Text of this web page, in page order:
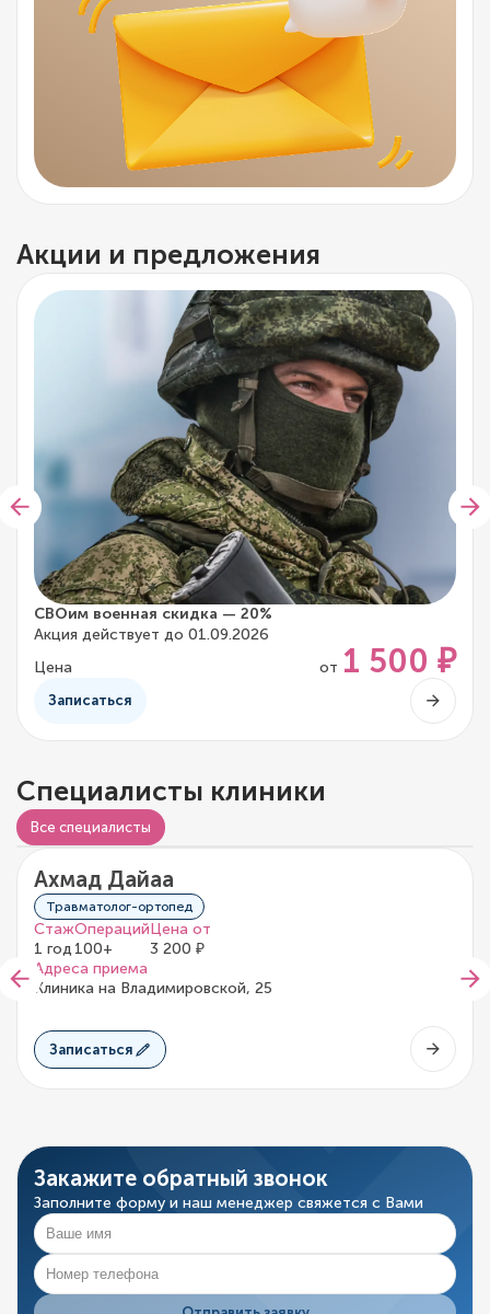
Акции и предложения
СВОим военная скидка — 20%
Акция действует до 01.09.2026
Цена
от 1 500 ₽
Записаться
Специалисты клиники
Все специалисты
0/5
0 отзывов
Ахмад Дайаа
Травматолог-ортопед
Стаж
1 год
Операций
100+
Цена от
3 200 ₽
Адреса приема
Клиника на Владимировской, 25
Записаться
Закажите обратный звонок
Заполните форму и наш менеджер свяжется с Вами